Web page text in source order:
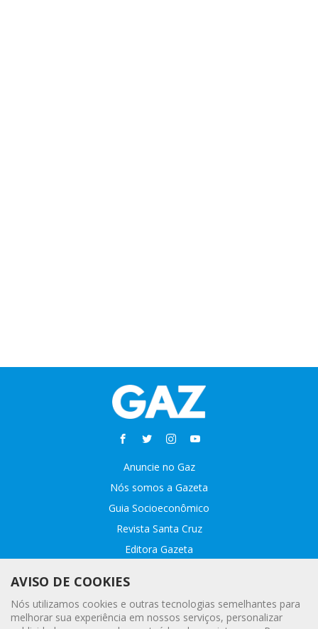
Anuncie no Gaz
Nós somos a Gazeta
Guia Socioeconômico
Revista Santa Cruz
Editora Gazeta
Fale conosco
Webmail
AVISO DE COOKIES
Nós utilizamos cookies e outras tecnologias semelhantes para
melhorar sua experiência em nossos serviços, personalizar